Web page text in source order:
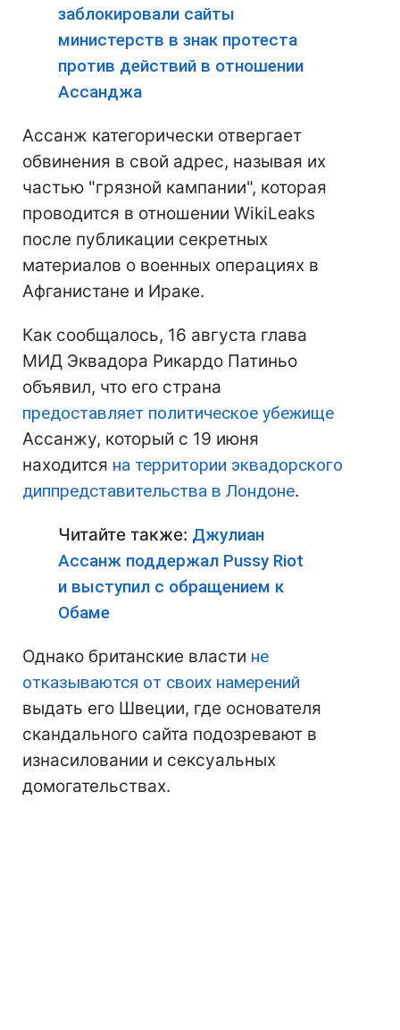
заблокировали сайты
министерств в знак протеста
против действий в отношении
Ассанджа
Ассанж категорически отвергает
обвинения в свой адрес, называя их
частью "грязной кампании", которая
проводится в отношении WikiLeaks
после публикации секретных
материалов о военных операциях в
Афганистане и Ираке.
Как сообщалось, 16 августа глава
МИД Эквадора Рикардо Патиньо
объявил, что его страна
предоставляет политическое убежище
Ассанжу, который с 19 июня
находится на территории эквадорского
диппредставительства в Лондоне.
Читайте также: Джулиан
Ассанж поддержал Pussy Riot
и выступил с обращением к
Обаме
Однако британские власти не
отказываются от своих намерений
выдать его Швеции, где основателя
скандального сайта подозревают в
изнасиловании и сексуальных
домогательствах.